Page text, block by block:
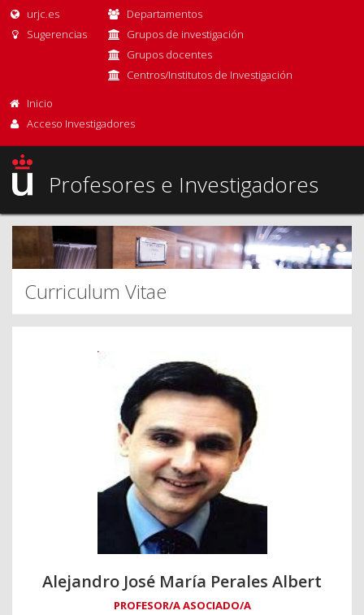
urjc.es
Sugerencias
Departamentos
Grupos de investigación
Grupos docentes
Centros/Institutos de Investigación
Inicio
Acceso Investigadores
Profesores e Investigadores
Curriculum Vitae
Alejandro José María Perales Albert
PROFESOR/A ASOCIADO/A